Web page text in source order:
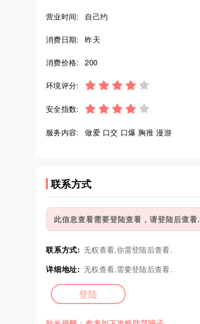
营业时间: 自己约
消费日期: 昨天
消费价格: 200
环境评分:
安全指数:
服务内容: 做爱 口交 口爆 胸推 漫游
联系方式
此信息查看需要登陆查看，请登陆后查看.
联系方式: 无权查看,你需登陆后查看.
详细地址: 无权查看,需要登陆后查看.
登陆